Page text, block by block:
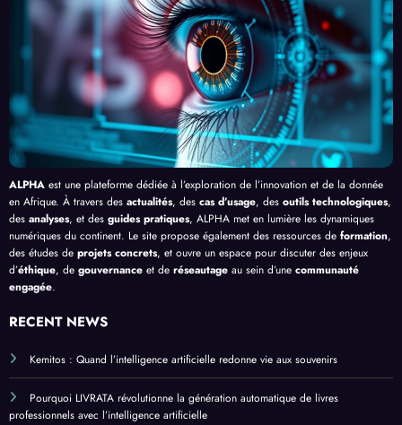
Afriq
isme
en
Afriq
ue
de
Bang
ui
l’IA
ALPHA est une plateforme dédiée à l’exploration de l’innovation et de la donnée
en Afrique. À travers des actualités, des cas d’usage, des outils technologiques,
des analyses, et des guides pratiques, ALPHA met en lumière les dynamiques
numériques du continent. Le site propose également des ressources de formation,
des études de projets concrets, et ouvre un espace pour discuter des enjeux
d’éthique, de gouvernance et de réseautage au sein d’une communauté
engagée.
RECENT NEWS
Kemitos : Quand l’intelligence artificielle redonne vie aux souvenirs
Pourquoi LIVRATA révolutionne la génération automatique de livres
professionnels avec l’intelligence artificielle